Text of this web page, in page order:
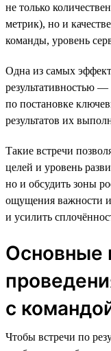
не только
метрик), но и
команды, уровень
Одна из самых
результативностью —
по постановке
результатов их
Такие встречи
целей и уровень
но и обсудить зоны
ощущения важности и
и усилить
Основные
с
Чтобы встречи по